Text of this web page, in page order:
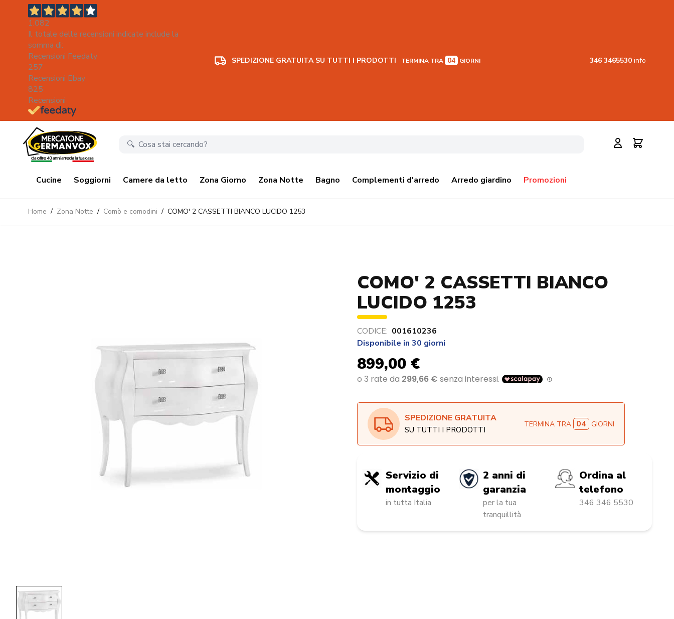
1.082
Il totale delle recensioni indicate include la
somma di:
Recensioni Feedaty
257
Recensioni Ebay
825
Recensioni
SPEDIZIONE GRATUITA SU TUTTI I PRODOTTI TERMINA TRA 04 GIORNI 346 3465530 info
Salta al contenuto
Carrello
Cucine Soggiorni Camere da letto Zona Giorno Zona Notte Bagno Complementi d'arredo Arredo giardino Promozioni
Home / Zona Notte / Comò e comodini / COMO' 2 CASSETTI BIANCO LUCIDO 1253
COMO' 2 CASSETTI BIANCO
LUCIDO 1253
CODICE: 001610236
Disponibile in 30 giorni
899,00 €
SPEDIZIONE GRATUITA
SU TUTTI I PRODOTTI
TERMINA TRA 04 GIORNI
Servizio di
montaggio
in tutta Italia
2 anni di
garanzia
per la tua
tranquillità
Ordina al
telefono
346 346 5530